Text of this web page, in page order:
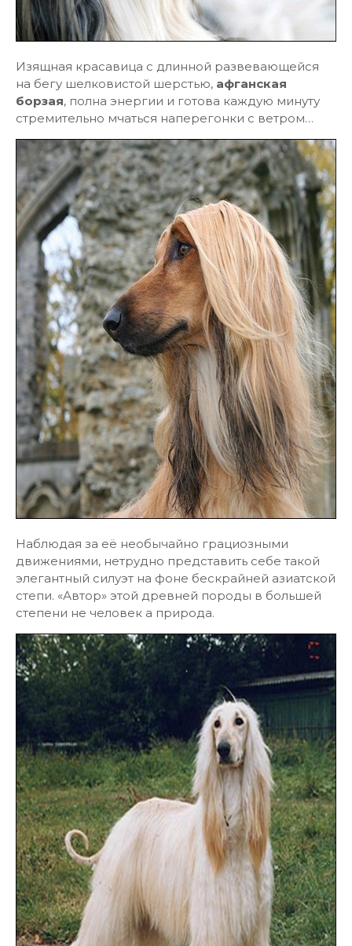
Изящная красавица с длинной развевающейся
на бегу шелковистой шерстью, афганская
борзая, полна энергии и готова каждую минуту
стремительно мчаться наперегонки с ветром…
Наблюдая за её необычайно грациозными
движениями, нетрудно представить себе такой
элегантный силуэт на фоне бескрайней азиатской
степи. «Автор» этой древней породы в большей
степени не человек а природа.